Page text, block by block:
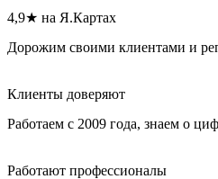
4,9★ на Я.Картах
Дорожим своими клиентами и
Клиенты доверяют
Работаем с 2009 года, знаем о
Работают профессионалы